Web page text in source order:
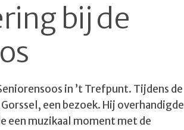
bij de
in ’t Trefpunt. Tijdens de
een bezoek. Hij overhandigde
een muzikaal moment met de